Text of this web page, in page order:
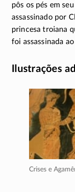
pôs os pés em
assassinado por
princesa troiana
foi assassinada
Ilustrações
Crises e